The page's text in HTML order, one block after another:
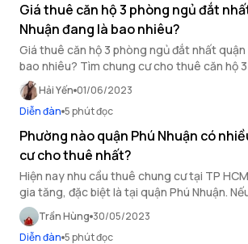
Giá thuê căn hộ 3 phòng ngủ đắt
Nhuận đang là bao nhiêu?
Giá thuê căn hộ 3 phòng ngủ đắt nhất quận
bao nhiêu? Tìm chung cư cho thuê căn hộ
chung cư quận Phú Nhuận với giá tốt.
Hải Yến 01/06/2023
Diễn đàn 5 phút đọc
Phường nào quận Phú Nhuận có
cư cho thuê nhất?
Hiện nay nhu cầu thuê chung cư tại TP
gia tăng, đặc biệt là tại quận Phú Nhuận.
thuê chung cư quận Phú Nhuận, sau đây là
OneHousing tổng hợp.
Trần Hùng 30/05/2023
Diễn đàn 5 phút đọc